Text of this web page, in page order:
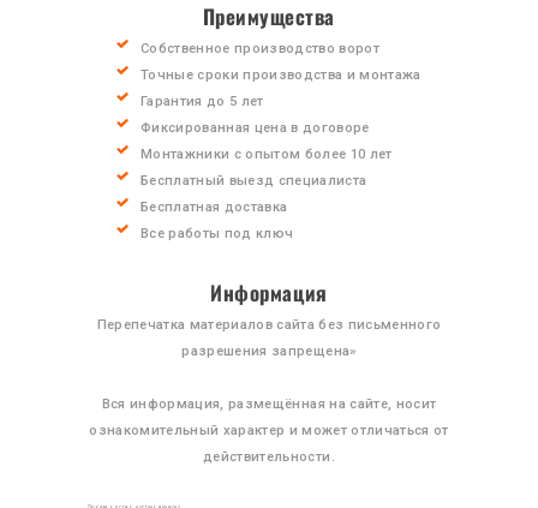
КОНТАКТЫ
Преимущества
Собственное производство ворот
Точные сроки производства и монтажа
Гарантия до 5 лет
Фиксированная цена в договоре
Монтажники с опытом более 10 лет
Бесплатный выезд специалиста
Бесплатная доставка
Все работы под ключ
Информация
Перепечатка материалов сайта без письменного
разрешения запрещена»
Вся информация, размещённая на сайте, носит
ознакомительный характер и может отличаться от
действительности.